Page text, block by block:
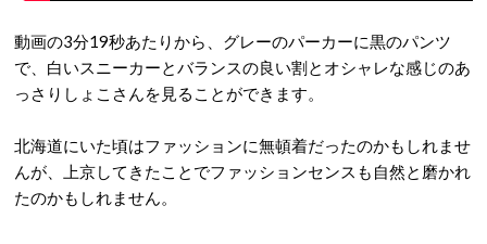
動画の3分19秒あたりから、グレーのパーカーに黒のパンツ
で、白いスニーカーとバランスの良い割とオシャレな感じのあ
っさりしょこさんを見ることができます。
北海道にいた頃はファッションに無頓着だったのかもしれませ
んが、上京してきたことでファッションセンスも自然と磨かれ
たのかもしれません。